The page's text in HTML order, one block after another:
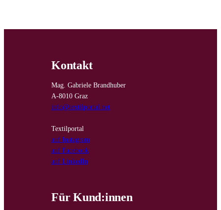
Kontakt
Mag. Gabriele Brandhuber
A-8010 Graz
info@textilportal.net
Textilportal
auf Instagram
auf Facebook
auf LinkedIn
Für Kund:innen